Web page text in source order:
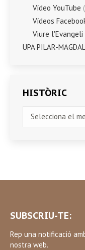
Vídeo YouTube
Vídeos
Viure l'Evangeli
UPA PILAR-
HISTÒRIC
SUBSCRIU-TE:
Rep una notificació
nostra web.